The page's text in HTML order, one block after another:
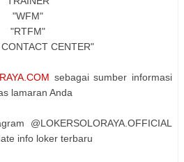
"WFM"
"RTFM"
CENTER"
sebagai sumber informasi
lamaran Anda
@LOKERSOLORAYA.OFFICIAL
info loker terbaru